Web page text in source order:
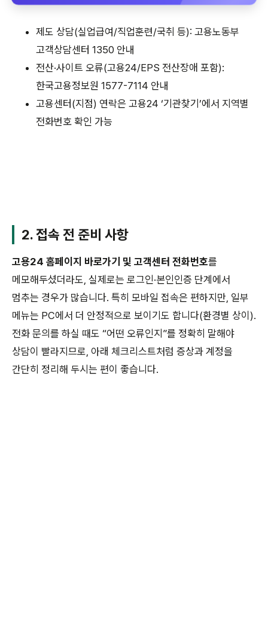
제도 상담(실업급여/직업훈련/국취 등): 고용노동부
고객상담센터 1350 안내
전산·사이트 오류(고용24/EPS 전산장애 포함):
한국고용정보원 1577-7114 안내
고용센터(지점) 연락은 고용24 ‘기관찾기’에서 지역별
전화번호 확인 가능
2. 접속 전 준비 사항
고용24 홈페이지 바로가기 및 고객센터 전화번호를
메모해두셨더라도, 실제로는 로그인·본인인증 단계에서
멈추는 경우가 많습니다. 특히 모바일 접속은 편하지만, 일부
메뉴는 PC에서 더 안정적으로 보이기도 합니다(환경별 상이).
전화 문의를 하실 때도 “어떤 오류인지”를 정확히 말해야
상담이 빨라지므로, 아래 체크리스트처럼 증상과 계정을
간단히 정리해 두시는 편이 좋습니다.